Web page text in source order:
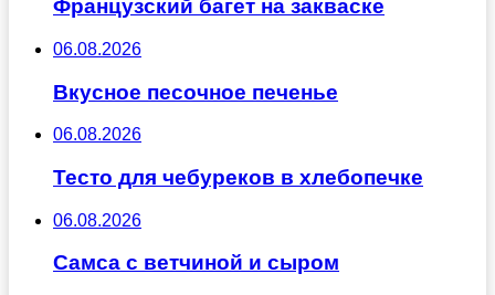
Французский багет на закваске
06.08.2026
Вкусное песочное печенье
06.08.2026
Тесто для чебуреков в хлебопечке
06.08.2026
Самса с ветчиной и сыром